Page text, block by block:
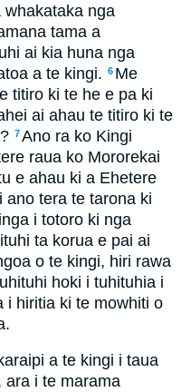
whakataka nga
tama a
ai kia huna nga
a te kingi. 6 Me
titiro ki te he e pa ki
ai ahau te titiro ki te
7Ano ra ko Kingi
raua ko Mororekai
e ahau ki a Ehetere
ano tera te tarona ki
i totoro ki nga
ta korua e pai ai
o te kingi, hiri rawa
hoki i tuhituhia i
i hiritia ki te mowhiti o
a te kingi i taua
ara i te marama